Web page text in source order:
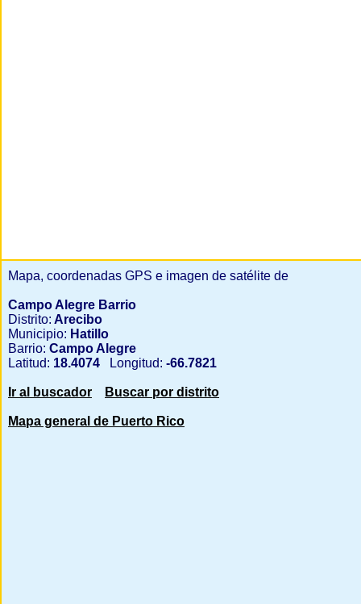
Mapa, coordenadas GPS e imagen de satélite de
Campo Alegre Barrio
Distrito: Arecibo
Municipio: Hatillo
Barrio: Campo Alegre
Latitud: 18.4074 Longitud: -66.7821
Ir al buscador Buscar por distrito
Mapa general de Puerto Rico